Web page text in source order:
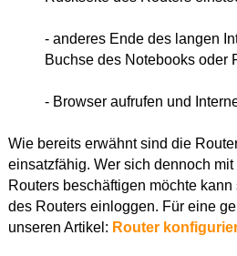
- anderes Ende des langen
Buchse des Notebooks oder
- Browser aufrufen und
Wie bereits erwähnt sind die
einsatzfähig. Wer sich dennoch
Routers beschäftigen möchte
des Routers einloggen. Für eine
unseren Artikel: Router